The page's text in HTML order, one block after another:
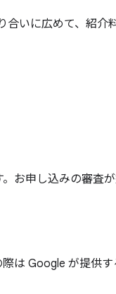
いに広めて、紹介
お申し込みの審査
は Google が提供